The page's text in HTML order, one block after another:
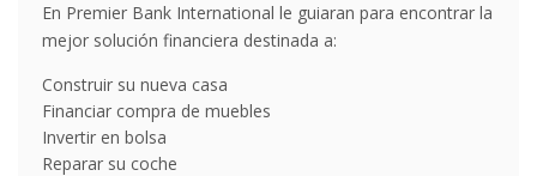
En Premier Bank International le guiaran para encontrar la
mejor solución financiera destinada a:
Construir su nueva casa
Financiar compra de muebles
Invertir en bolsa
Reparar su coche